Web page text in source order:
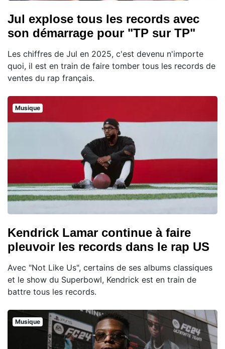
Jul explose tous les records avec
son démarrage pour "TP sur TP"
Les chiffres de Jul en 2025, c'est devenu n'importe
quoi, il est en train de faire tomber tous les records de
ventes du rap français.
Musique
Kendrick Lamar continue à faire
pleuvoir les records dans le rap US
Avec "Not Like Us", certains de ses albums classiques
et le show du Superbowl, Kendrick est en train de
battre tous les records.
Musique